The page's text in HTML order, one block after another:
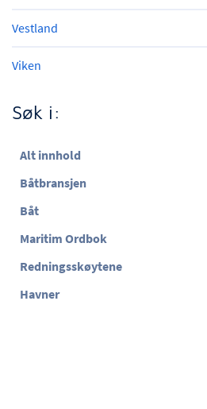
Vestland
Viken
Søk i:
Alt innhold
Båtbransjen
Båt
Maritim Ordbok
Redningsskøytene
Havner